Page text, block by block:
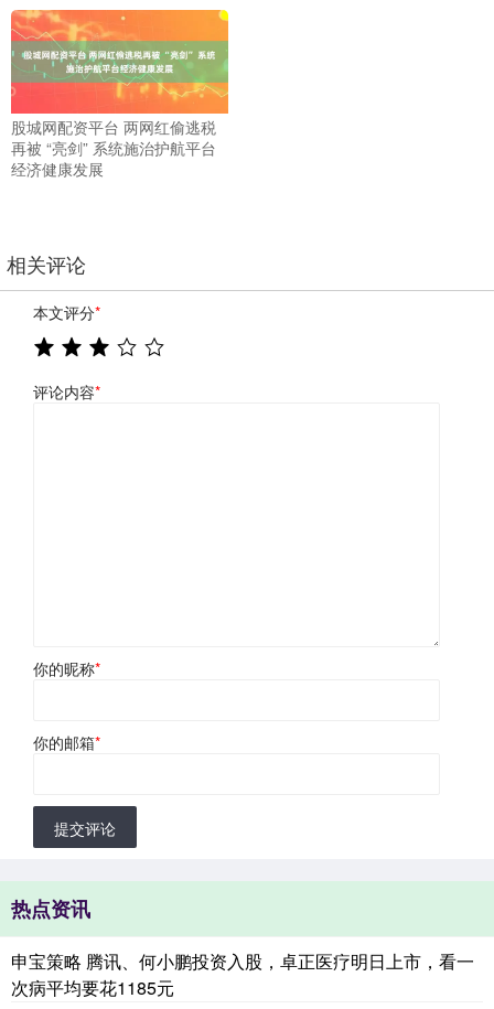
股城网配资平台 两网红偷逃税
再被 “亮剑” 系统施治护航平台
经济健康发展
相关评论
本文评分*
评论内容*
你的昵称*
你的邮箱*
提交评论
热点资讯
申宝策略 腾讯、何小鹏投资入股，卓正医疗明日上市，看一
次病平均要花1185元